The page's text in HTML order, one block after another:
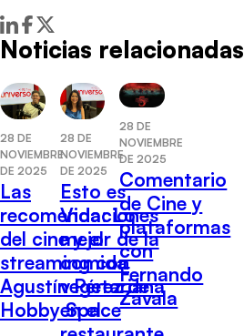
Noticias relacionadas
28 DE
NOVIEMBRE
DE 2025
Las
recomendaciones
del cine y el
streaming con
Agustín Pérez de
Hobby Space
28 DE
NOVIEMBRE
DE 2025
Esto es
Vida: Lo
mejor de la
comida
vegetariana
en el
28 DE
NOVIEMBRE
DE 2025
Comentario
de Cine y
plataformas
con
Fernando
Zavala